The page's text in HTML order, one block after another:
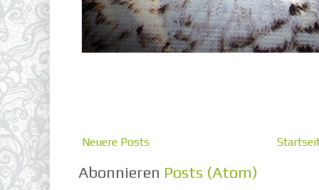
Neuere Posts
Abonnieren Posts (Atom)